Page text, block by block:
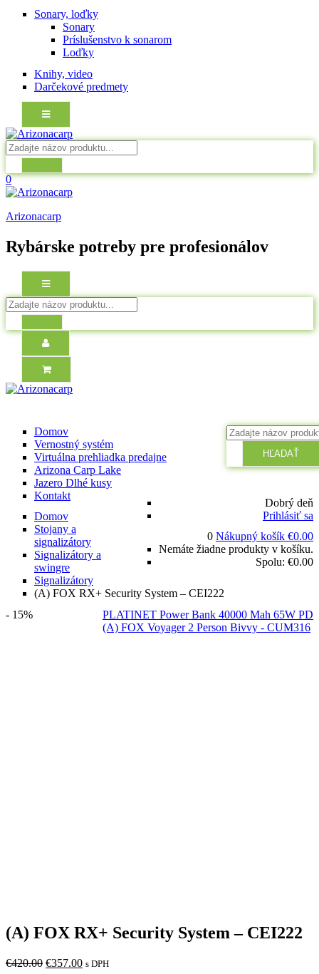
Sonary, loďky
Sonary
Príslušenstvo k sonarom
Loďky
Knihy, video
Darčekové predmety
0
Arizonacarp
Rybárske potreby pre profesionálov
HĽADAŤ
Dobrý deň
Prihlásiť sa
0 Nákupný košík €0.00
Nemáte žiadne produkty v košíku.
Spolu: €0.00
Domov
Vernostný systém
Virtuálna prehliadka predajne
Arizona Carp Lake
Jazero Dlhé kusy
Kontakt
Domov
Stojany a
signalizátory
Signalizátory a
swingre
Signalizátory
(A) FOX RX+ Security System – CEI222
PLATINET Power Bank 40000 Mah 65W PD
(A) FOX Voyager 2 Person Bivvy - CUM316
- 15%
(A) FOX RX+ Security System – CEI222
€420.00 Original
€357.00Current
s DPH